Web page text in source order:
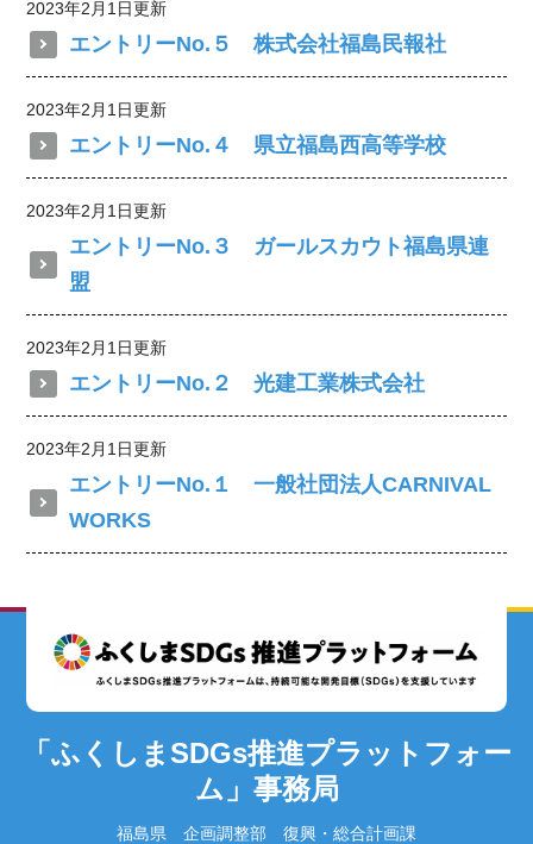
2023年2月1日更新
エントリーNo.５ 株式会社福島民報社
2023年2月1日更新
エントリーNo.４ 県立福島西高等学校
2023年2月1日更新
エントリーNo.３ ガールスカウト福島県連
盟
2023年2月1日更新
エントリーNo.２ 光建工業株式会社
2023年2月1日更新
エントリーNo.１ 一般社団法人CARNIVAL
WORKS
「ふくしまSDGs推進プラットフォー
ム」事務局
福島県 企画調整部 復興・総合計画課